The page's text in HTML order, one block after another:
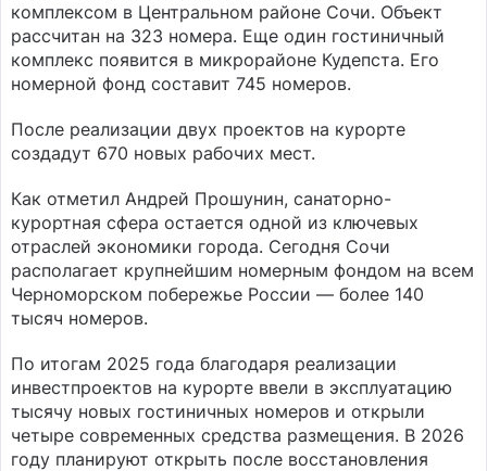
комплексом в Центральном районе Сочи. Объект
рассчитан на 323 номера. Еще один гостиничный
комплекс появится в микрорайоне Кудепста. Его
номерной фонд составит 745 номеров.
После реализации двух проектов на курорте
создадут 670 новых рабочих мест.
Как отметил Андрей Прошунин, санаторно-
курортная сфера остается одной из ключевых
отраслей экономики города. Сегодня Сочи
располагает крупнейшим номерным фондом на всем
Черноморском побережье России — более 140
тысяч номеров.
По итогам 2025 года благодаря реализации
инвестпроектов на курорте ввели в эксплуатацию
тысячу новых гостиничных номеров и открыли
четыре современных средства размещения. В 2026
году планируют открыть после восстановления